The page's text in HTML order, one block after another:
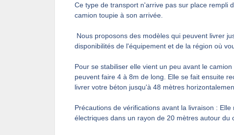
Ce type de transport n'arrive pas sur place rempli
camion toupie à son arrivée.
Nous proposons des modèles qui peuvent livrer
disponibilités de l'équipement et de la région où
Pour se stabiliser elle vient un peu avant le
peuvent faire 4 à 8m de long. Elle se fait ensuite
livrer votre béton jusqu'à 48 mètres
Précautions de vérifications avant la livraison :
électriques dans un rayon de 20 mètres autour du